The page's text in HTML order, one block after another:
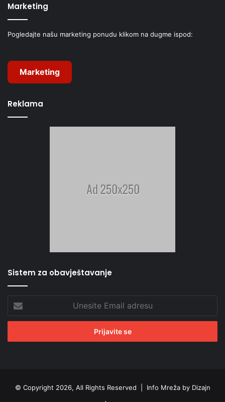
Marketing
Pogledajte našu marketing ponudu klikom na dugme ispod:
Marketing
Reklama
Sistem za obavještavanje
Email
adresu
© Copyright 2026, All Rights Reserved | Info Mreža by Dizajn